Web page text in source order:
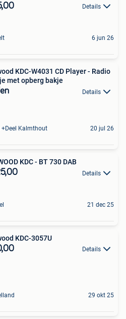
Details
6 jun 26
KDC-W4031 CD Player - Radio
met opberg bakje
Details
+Deel Kalmthout 20 jul 26
KDC - BT 730 DAB
Details
21 dec 25
KDC-3057U
Details
29 okt 25